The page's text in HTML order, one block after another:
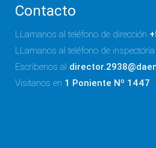
Contacto
LLamanos al teléfono de dirección
LLamanos al teléfono de inspectoría
Escribenos al
Visitanos en 1 Poniente Nº 1447